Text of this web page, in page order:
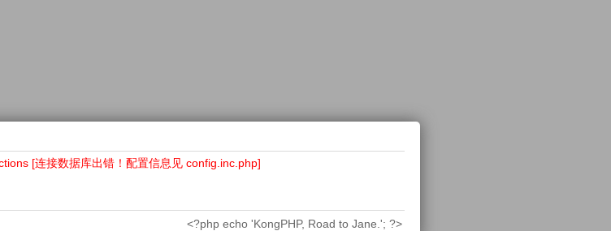
[连接数据库出错！配置信息见 config.inc.php]
<?php echo 'KongPHP, Road to Jane.'; ?>